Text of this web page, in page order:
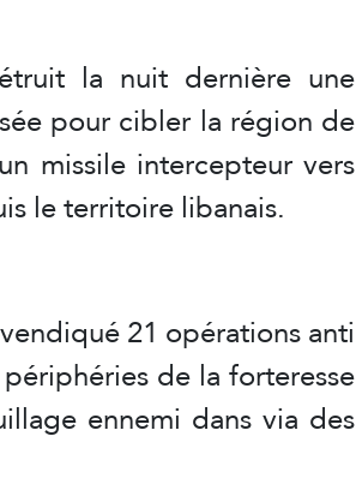
la nuit dernière une
pour cibler la région de
missile intercepteur vers
le territoire libanais.
21 opérations anti
de la forteresse
ennemi dans via des